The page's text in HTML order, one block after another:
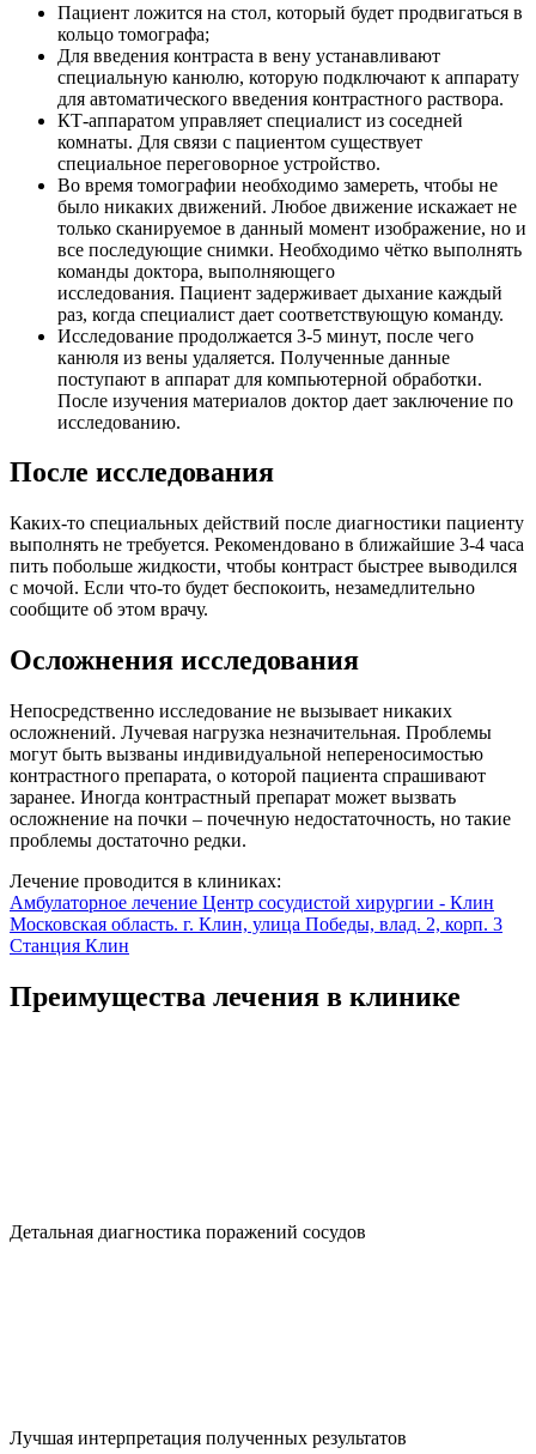
Пациент ложится на стол, который будет продвигаться в
кольцо томографа;
Для введения контраста в вену устанавливают
специальную канюлю, которую подключают к аппарату
для автоматического введения контрастного раствора.
КТ-аппаратом управляет специалист из соседней
комнаты. Для связи с пациентом существует
специальное переговорное устройство.
Во время томографии необходимо замереть, чтобы не
было никаких движений. Любое движение искажает не
только сканируемое в данный момент изображение, но и
все последующие снимки. Необходимо чётко выполнять
команды доктора, выполняющего
исследования. Пациент задерживает дыхание каждый
раз, когда специалист дает соответствующую команду.
Исследование продолжается 3-5 минут, после чего
канюля из вены удаляется. Полученные данные
поступают в аппарат для компьютерной обработки.
После изучения материалов доктор дает заключение по
исследованию.
После исследования
Каких-то специальных действий после диагностики пациенту
выполнять не требуется. Рекомендовано в ближайшие 3-4 часа
пить побольше жидкости, чтобы контраст быстрее выводился
с мочой. Если что-то будет беспокоить, незамедлительно
сообщите об этом врачу.
Осложнения исследования
Непосредственно исследование не вызывает никаких
осложнений. Лучевая нагрузка незначительная. Проблемы
могут быть вызваны индивидуальной непереносимостью
контрастного препарата, о которой пациента спрашивают
заранее. Иногда контрастный препарат может вызвать
осложнение на почки – почечную недостаточность, но такие
проблемы достаточно редки.
Лечение проводится в клиниках:
Амбулаторное лечение Центр сосудистой хирургии - Клин
Московская область. г. Клин, улица Победы, влад. 2, корп. 3
Станция Клин
Преимущества лечения в клинике
Детальная диагностика поражений сосудов
Лучшая интерпретация полученных результатов